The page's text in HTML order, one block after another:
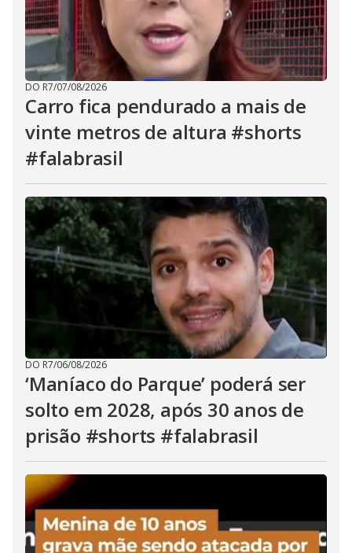
DO R7/07/08/2026
Carro fica pendurado a mais de
vinte metros de altura #shorts
#falabrasil
DO R7/06/08/2026
‘Maníaco do Parque’ poderá ser
solto em 2028, após 30 anos de
prisão #shorts #falabrasil